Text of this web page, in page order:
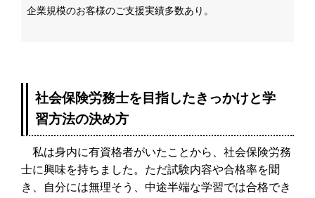
企業規模のお客様のご支援実績多数あり。
社会保険労務士を目指したきっかけと学
習方法の決め方
私は身内に有資格者がいたことから、社会保険労務
士に興味を持ちました。ただ試験内容や合格率を聞
き、自分には無理そう、中途半端な学習では合格でき